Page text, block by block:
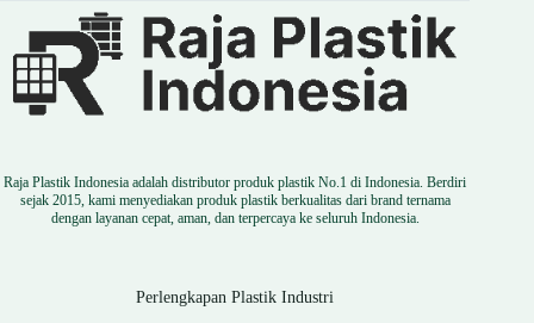
Raja Plastik Indonesia adalah distributor produk plastik No.1 di Indonesia. Berdiri
sejak 2015, kami menyediakan produk plastik berkualitas dari brand ternama
dengan layanan cepat, aman, dan terpercaya ke seluruh Indonesia.
Perlengkapan Plastik Industri